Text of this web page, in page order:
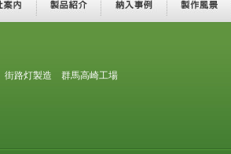
街路灯製造 群馬高崎工場